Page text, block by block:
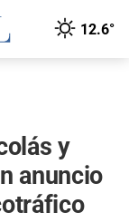
12.6°
y
anuncio